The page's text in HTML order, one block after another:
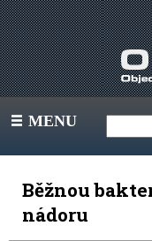
III MENU
Běžnou
nádoru